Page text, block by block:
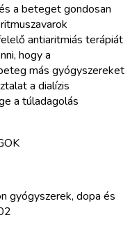
a beteget gondosan
antiaritmiás terápiát
hogy a
más gyógyszereket
a dialízis
a túladagolás
gyógyszerek, dopa és